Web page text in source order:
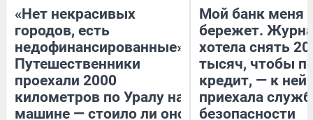
«Нет некрасивых
городов, есть
недофинансированные».
Путешественники
проехали 2000
километров по Уралу на
машине — стоило ли оно
Мой банк меня
бережет.
хотела снять
тысяч, чтобы
кредит, — к
приехала
безопасности